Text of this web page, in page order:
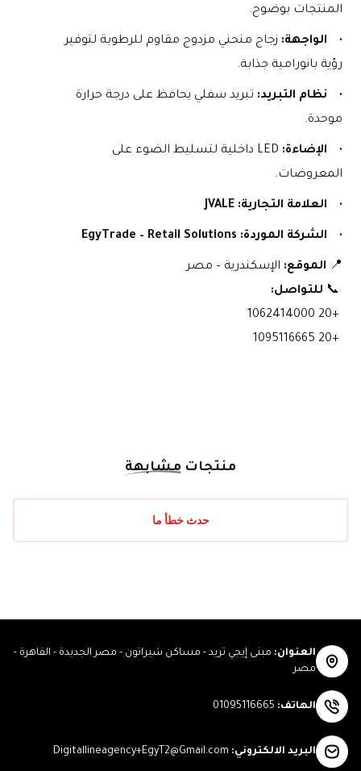
المنتجات بوضوح.
الواجهة:
زجاج منحني مزدوج مقاوم للرطوبة لتوفير
رؤية بانورامية جذابة.
نظام التبريد:
موحدة.
الإضاءة:
المعروضات.
العلامة التجارية: JVALE
الشركة الموردة: EgyTrade – Retail Solutions
📍 الموقع: الإسكندرية – مصر
للتواصل:
منتجات مشابهة
حدث خطأ ما
العنوان: مبنى إيجي تريد - مساكن شيراتون - مصر الجديدة - القاهرة -
مصر
الهاتف:
01095116665
البريد الالكتروني:
Digitallineagency+EgyT2@Gmail.com